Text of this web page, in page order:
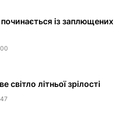
із заплющених
світло літньої зрілості